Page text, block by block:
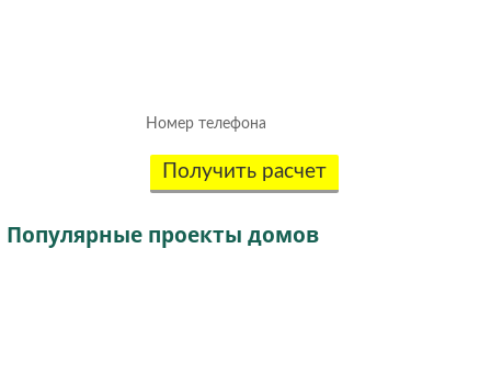
Получить расчет
Популярные проекты домов